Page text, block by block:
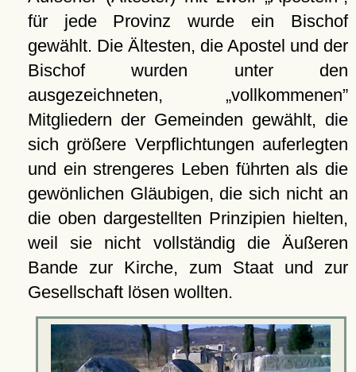
für jede Provinz wurde ein Bischof
gewählt. Die Ältesten, die Apostel und der
Bischof wurden unter den
ausgezeichneten,
vollkommenen
Mitgliedern der Gemeinden gewählt, die
sich größere Verpflichtungen auferlegten
und ein strengeres Leben führten als die
gewönlichen Gläubigen, die sich nicht an
die oben dargestellten Prinzipien hielten,
weil sie nicht vollständig die Äußeren
Bande zur Kirche, zum Staat und zur
Gesellschaft lösen wollten.